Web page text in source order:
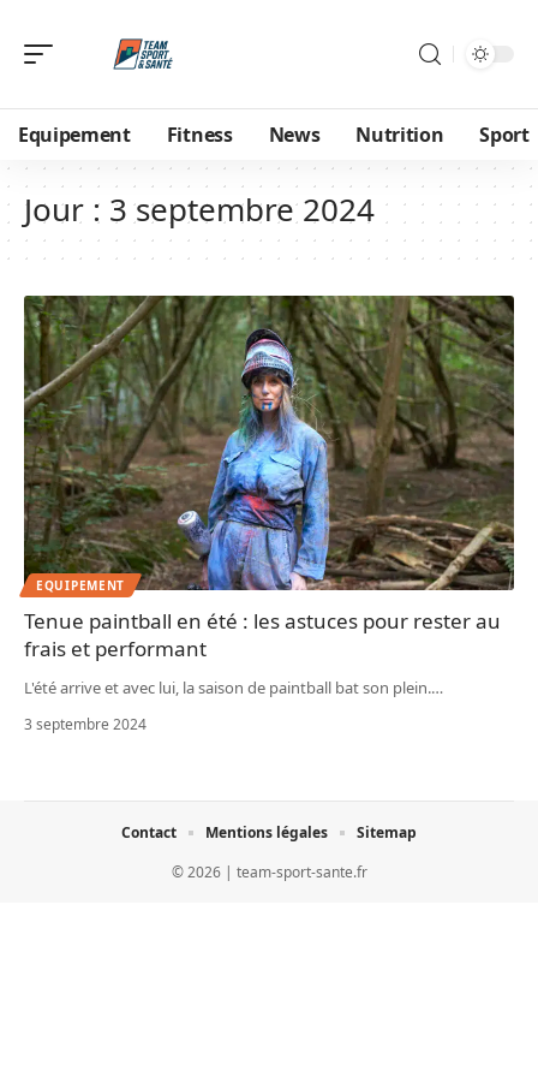
Equipement Fitness News Nutrition Sport
Jour : 3 septembre 2024
EQUIPEMENT
Tenue paintball en été : les astuces pour rester au
frais et performant
L'été arrive et avec lui, la saison de paintball bat son plein.…
3 septembre 2024
© 2026 | team-sport-sante.fr
Contact Mentions légales Sitemap